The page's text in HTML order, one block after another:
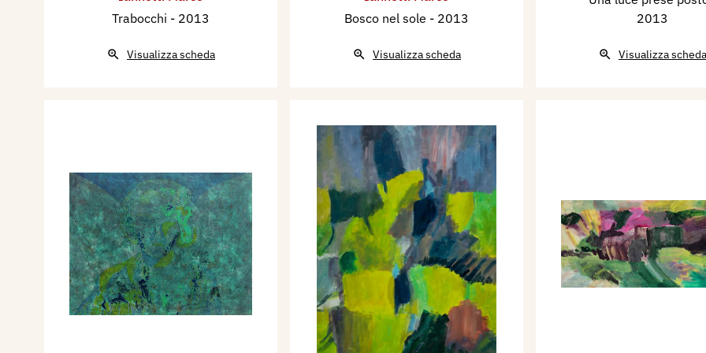
Trabocchi - 2013
Visualizza scheda
Bosco nel sole - 2013
Visualizza scheda
2013
Visualizza scheda